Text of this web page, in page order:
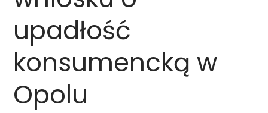
upadłość
konsumencką w
Opolu